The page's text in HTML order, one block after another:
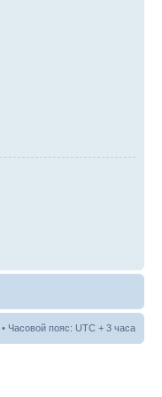
• Часовой пояс: UTC + 3 часа